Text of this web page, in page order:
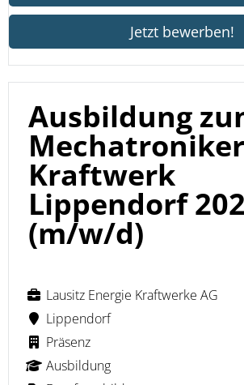
Jetzt bewerben!
Ausbildung
Mechatroniker
Kraftwerk
Lippendorf
(m/w/d)
Lausitz Energie Kraftwerke AG
Lippendorf
Präsenz
Ausbildung